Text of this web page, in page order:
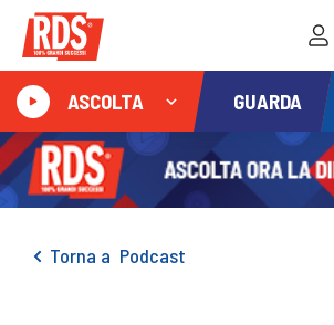
ASCOLTA GUARDA
Torna a Podcast